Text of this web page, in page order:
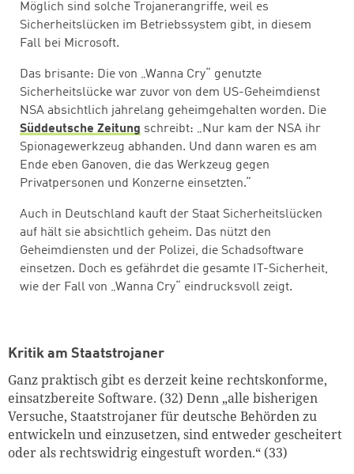
Möglich sind solche Trojanerangriffe, weil es
Sicherheitslücken im Betriebssystem gibt, in diesem
Fall bei Microsoft.
Das brisante: Die von „Wanna Cry“ genutzte
Sicherheitslücke war zuvor von dem US-Geheimdienst
NSA absichtlich jahrelang geheimgehalten worden. Die
Süddeutsche Zeitung schreibt: „Nur kam der NSA ihr
Spionagewerkzeug abhanden. Und dann waren es am
Ende eben Ganoven, die das Werkzeug gegen
Privatpersonen und Konzerne einsetzten.“
Auch in Deutschland kauft der Staat Sicherheitslücken
auf hält sie absichtlich geheim. Das nützt den
Geheimdiensten und der Polizei, die Schadsoftware
einsetzen. Doch es gefährdet die gesamte IT-Sicherheit,
wie der Fall von „Wanna Cry“ eindrucksvoll zeigt.
Kritik am Staatstrojaner
Ganz praktisch gibt es derzeit keine rechtskonforme,
einsatzbereite Software. (32) Denn „alle bisherigen
Versuche, Staatstrojaner für deutsche Behörden zu
entwickeln und einzusetzen, sind entweder gescheitert
oder als rechtswidrig eingestuft worden.“ (33)